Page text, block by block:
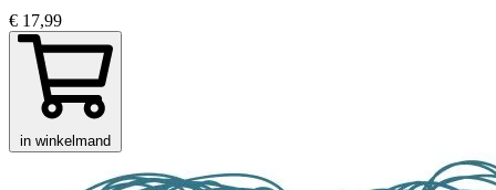
€ 17,99
in winkelmand